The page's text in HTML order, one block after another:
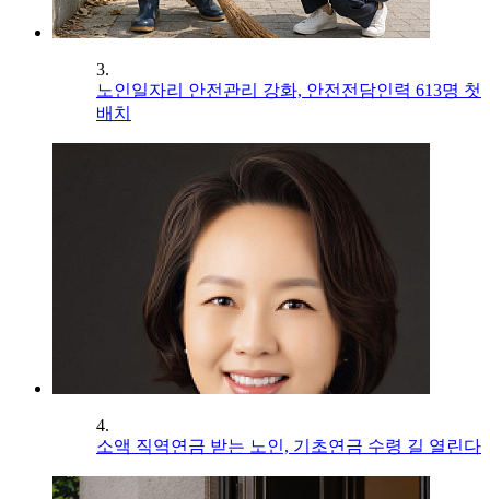
3.
노인일자리 안전관리 강화, 안전전담인력 613명 첫
배치
4.
소액 직역연금 받는 노인, 기초연금 수령 길 열린다